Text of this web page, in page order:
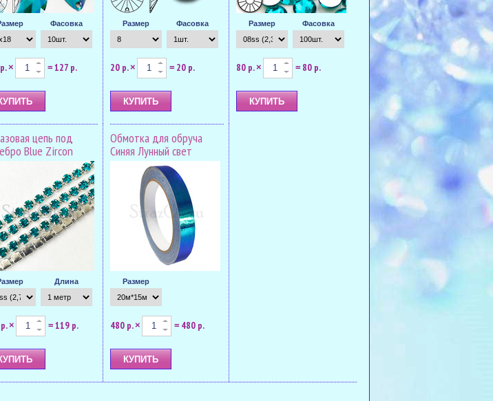
Фасовка
× = 127 р.
Размер Фасовка
20 р.× = 20 р.
Размер Фасовка
80 р.× = 80 р.
цепь под
Blue Zircon
Длина
× = 119 р.
Обмотка для обруча
Синяя Лунный свет
Размер
480 р.× = 480 р.